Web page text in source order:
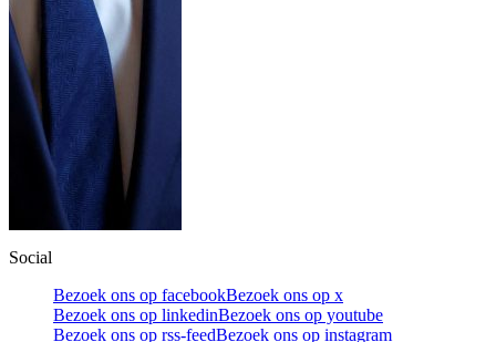
Social
Bezoek ons op facebookBezoek ons op x
Bezoek ons op linkedinBezoek ons op youtube
Bezoek ons op rss-feedBezoek ons op instagram